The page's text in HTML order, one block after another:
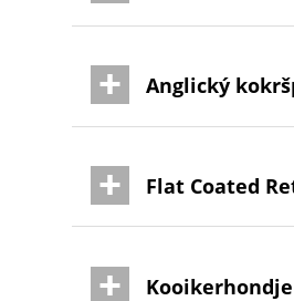
Anglický
Flat Coated
Kooikerhondje